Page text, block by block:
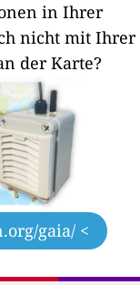
in Ihrer
nicht mit Ihrer
der Karte?
gaia/ <